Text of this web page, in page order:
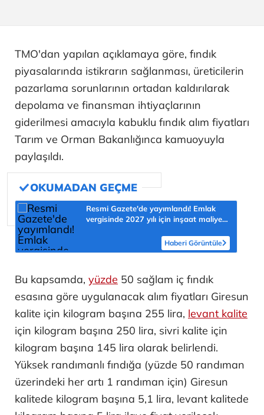
TMO'dan yapılan açıklamaya göre, fındık
piyasalarında istikrarın sağlanması, üreticilerin
pazarlama sorunlarının ortadan kaldırılarak
depolama ve finansman ihtiyaçlarının
giderilmesi amacıyla kabuklu fındık alım fiyatları
Tarım ve Orman Bakanlığınca kamuoyuyla
paylaşıldı.
Resmi Gazete'de yayımlandı! Emlak
vergisinde 2027 yılı için inşaat maliyet
Haberi Görüntüle
Bu kapsamda, yüzde 50 sağlam iç fındık
esasına göre uygulanacak alım fiyatları Giresun
kalite için kilogram başına 255 lira, levant kalite
için kilogram başına 250 lira, sivri kalite için
kilogram başına 145 lira olarak belirlendi.
Yüksek randımanlı fındığa (yüzde 50 randıman
üzerindeki her artı 1 randıman için) Giresun
kalitede kilogram başına 5,1 lira, levant kalitede